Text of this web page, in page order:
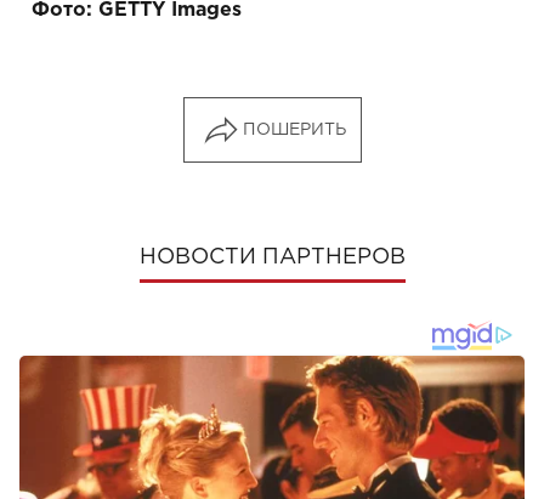
Фото: GETTY Images
ПОШЕРИТЬ
НОВОСТИ ПАРТНЕРОВ